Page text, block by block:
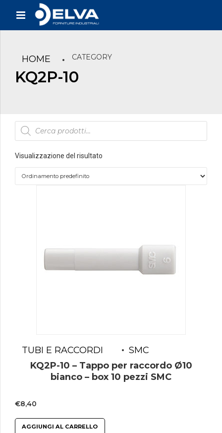
HOME CATEGORY
KQ2P-10
Products
search
Visualizzazione del risultato
TUBI E RACCORDI
SMC
KQ2P-10 – Tappo per raccordo Ø10
bianco – box 10 pezzi SMC
€8,40
AGGIUNGI AL CARRELLO